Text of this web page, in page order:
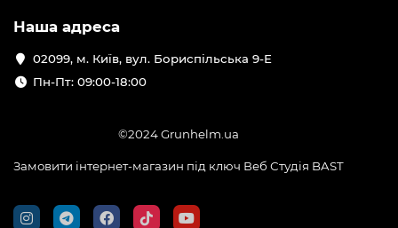
Наша адреса
02099, м. Київ, вул. Бориспільська 9-Е
Пн-Пт: 09:00-18:00
©2024 Grunhelm.ua
Замовити інтернет-магазин під ключ Веб Студія BAST